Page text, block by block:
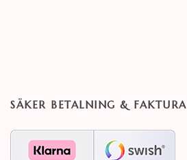
SÄKER BETALNING & FAKTURA